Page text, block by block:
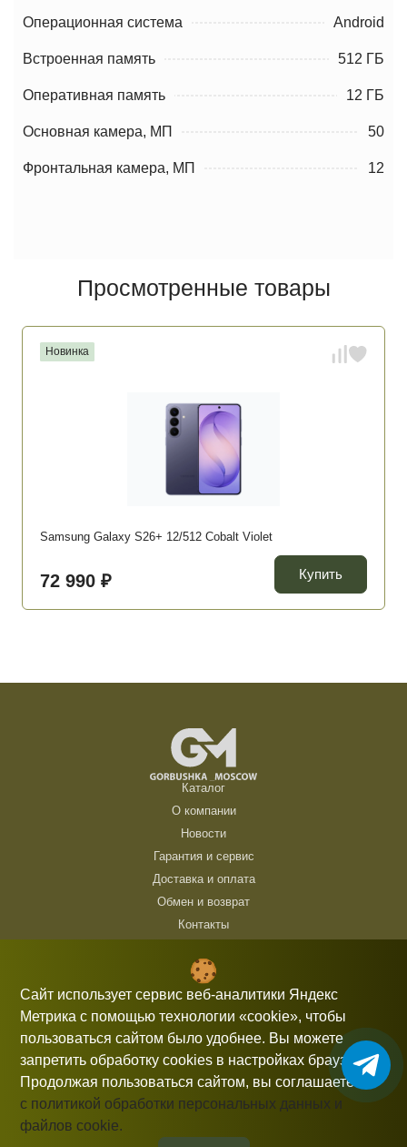
Операционная система Android
Встроенная память 512 ГБ
Оперативная память 12 ГБ
Основная камера, МП 50
Фронтальная камера, МП 12
Просмотренные товары
Новинка
Samsung Galaxy S26+ 12/512 Cobalt Violet
72 990 ₽ Купить
Каталог
О компании
Новости
Гарантия и сервис
Доставка и оплата
Обмен и возврат
Контакты
10:00 — 21:00 без выходных
gorbushka-moscow@yandex.ru
Информация, представленная на сайте, не является публичной
Сайт использует сервис веб-аналитики Яндекс
Метрика с помощью технологии «cookie», чтобы
пользоваться сайтом было удобнее. Вы можете
запретить обработку cookies в настройках браузера.
Продолжая пользоваться сайтом, вы соглашаетесь
с политикой обработки персональных данных и
файлов cookie.